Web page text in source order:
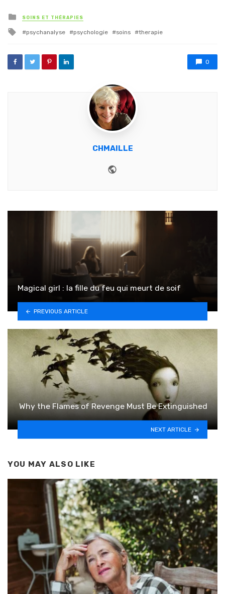
Posted in
SOINS ET THÉRAPIES
Tagged with
psychanalyse psychologie soins therapie
0
CHMAILLE
Magical girl : la fille du feu qui meurt de soif
PREVIOUS ARTICLE
Why the Flames of Revenge Must Be Extinguished
NEXT ARTICLE
YOU MAY ALSO LIKE